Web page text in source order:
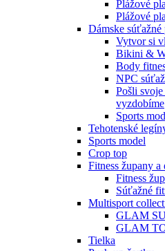
Plážové
Plážové
Dámske
Vytvor si
Bikini &
Body
NPC
Pošli
vyzdobíme
Sports
Tehotenské
Sports model
Crop top
Fitness župany
Fitness
Súťažné
Multisport
GLAM
GLAM
Tielka